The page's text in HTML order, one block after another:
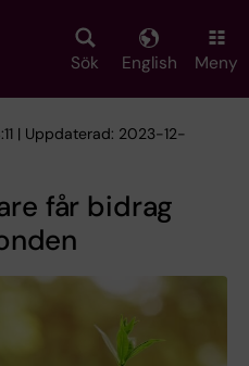
Sök English Meny
| Uppdaterad: 2023-12-
får bidrag